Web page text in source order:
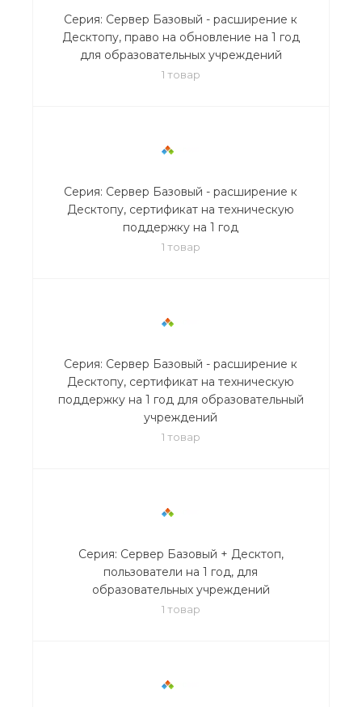
Серия: Сервер Базовый - расширение к
Десктопу, право на обновление на 1 год
для образовательных учреждений
1 товар
Серия: Сервер Базовый - расширение к
Десктопу, сертификат на техническую
поддержку на 1 год
1 товар
Серия: Сервер Базовый - расширение к
Десктопу, сертификат на техническую
поддержку на 1 год для образовательный
учреждений
1 товар
Серия: Сервер Базовый + Десктоп,
пользователи на 1 год, для
образовательных учреждений
1 товар